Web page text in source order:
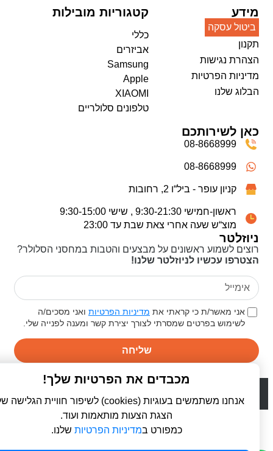
ניוזלטר
רוצים לשמוע ראשונים על מבצעים והטבות במחסני הסלולר?
הצטרפו עכשיו לניוזלטר שלנו!
אני מאשר/ת כי קראתי אתמדיניות הפרטיותואני מסכים/ה
לשימוש בפרטים שמסרתי לצורך יצירת קשר ומענה לפנייה שלי.
שליחה
מידע
ביטול עסקה
תקנון
הצהרת נגישות
מדיניות הפרטיות
הבלוג שלנו
קטגוריות מובילות
כללי
אביזרים
Samsung
Apple
XIAOMI
טלפונים סלולריים
כאן לשירותכם
08-8668999
08-8668999
קניון עופר - ביל“ו 2, רחובות
ראשון-חמישי 9:30-21:30 , שישי 9:30-15:00
מוצ“ש שעה אחרי צאת שבת עד 23:00
WebDigital | וובדיגיטל - עיצוב ובניית אתרים
מכבדים את הפרטיות שלך!
אנחנו משתמשים בעוגיות (cookies) לשיפור חוויית הגלישה שלך,
הצגת הצעות מותאמות ועוד.
כמפורט במדיניות הפרטיותשלנו.